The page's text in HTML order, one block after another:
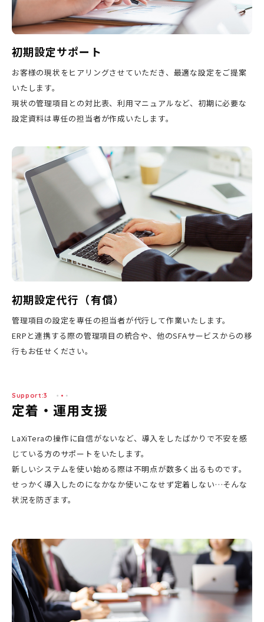
初期設定サポート
お客様の現状をヒアリングさせていただき、最適な設定をご提案
いたします。
現状の管理項目との対比表、利用マニュアルなど、初期に必要な
設定資料は専任の担当者が作成いたします。
初期設定代行（有償）
管理項目の設定を専任の担当者が代行して作業いたします。
ERPと連携する際の管理項目の統合や、他のSFAサービスからの移
行もお任せください。
Support:3
定着・運用支援
LaXiTeraの操作に自信がないなど、導入をしたばかりで不安を感
じている方のサポートをいたします。
新しいシステムを使い始める際は不明点が数多く出るものです。
せっかく導入したのになかなか使いこなせず定着しない…そんな
状況を防ぎます。